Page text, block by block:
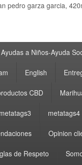
pedro garza garcia,
Ayudas a Niños-Ayuda
English
CBD
metatags3 metatags4
Opinion
de Respeto